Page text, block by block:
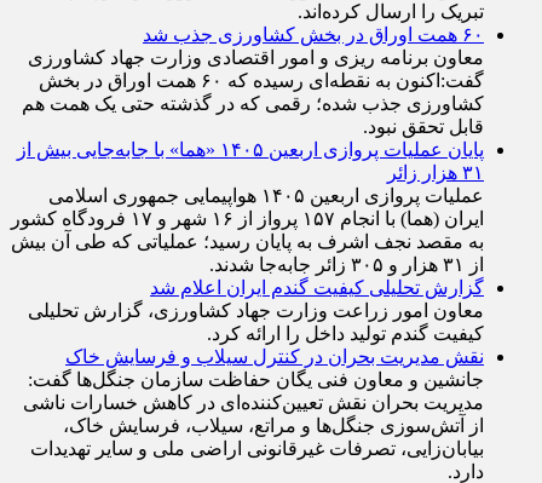
تبریک را ارسال کرده‌اند.
۶۰ همت اوراق در بخش کشاورزی جذب شد
معاون برنامه ریزی و امور اقتصادی وزارت جهاد کشاورزی
گفت:اکنون به نقطه‌ای رسیده که ۶۰ همت اوراق در بخش
کشاورزی جذب شده؛ رقمی که در گذشته حتی یک همت هم
قابل تحقق نبود.
پایان عملیات پروازی اربعین ۱۴۰۵ «هما» با جابه‌جایی بیش از
۳۱ هزار زائر
عملیات پروازی اربعین ۱۴۰۵ هواپیمایی جمهوری اسلامی
ایران (هما) با انجام ۱۵۷ پرواز از ۱۶ شهر و ۱۷ فرودگاه کشور
به مقصد نجف اشرف به پایان رسید؛ عملیاتی که طی آن بیش
از ۳۱ هزار و ۳۰۵ زائر جابه‌جا شدند.
گزارش تحلیلی کیفیت گندم ایران اعلام شد
معاون امور زراعت وزارت جهاد کشاورزی، گزارش تحلیلی
کیفیت گندم تولید داخل را ارائه کرد.
نقش مدیریت بحران در کنترل سیلاب و فرسایش خاک
جانشین و معاون فنی یگان حفاظت سازمان جنگل‌ها گفت:
مدیریت بحران نقش تعیین‌کننده‌ای در کاهش خسارات ناشی
از آتش‌سوزی جنگل‌ها و مراتع، سیلاب، فرسایش خاک،
بیابان‌زایی، تصرفات غیرقانونی اراضی ملی و سایر تهدیدات
دارد.